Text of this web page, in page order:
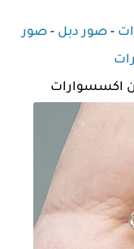
- صور دبل - صور
اكسسوارات